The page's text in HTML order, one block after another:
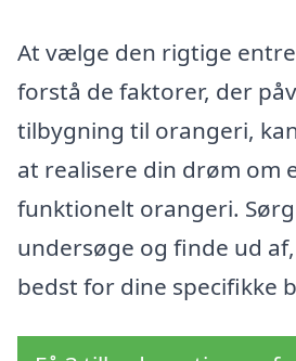
At vælge den rigtige
forstå de faktorer, der
tilbygning til orangeri,
at realisere din drøm om
funktionelt orangeri.
undersøge og finde ud
bedst for dine specifikke